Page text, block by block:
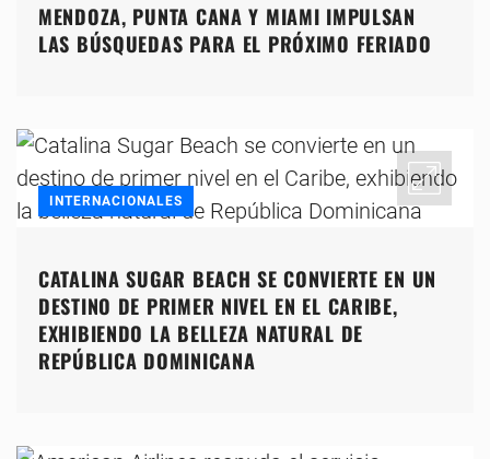
MENDOZA, PUNTA CANA Y MIAMI IMPULSAN
LAS BÚSQUEDAS PARA EL PRÓXIMO FERIADO
INTERNACIONALES
CATALINA SUGAR BEACH SE CONVIERTE EN UN
DESTINO DE PRIMER NIVEL EN EL CARIBE,
EXHIBIENDO LA BELLEZA NATURAL DE
REPÚBLICA DOMINICANA